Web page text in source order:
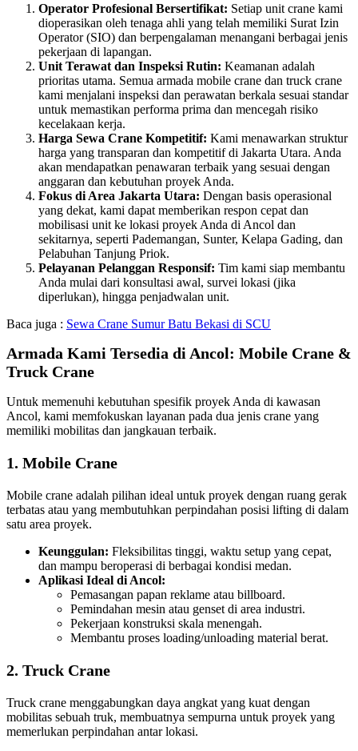
Operator Profesional Bersertifikat: Setiap unit crane kami
dioperasikan oleh tenaga ahli yang telah memiliki Surat Izin
Operator (SIO) dan berpengalaman menangani berbagai jenis
pekerjaan di lapangan.
Unit Terawat dan Inspeksi Rutin: Keamanan adalah
prioritas utama. Semua armada mobile crane dan truck crane
kami menjalani inspeksi dan perawatan berkala sesuai standar
untuk memastikan performa prima dan mencegah risiko
kecelakaan kerja.
Harga Sewa Crane Kompetitif: Kami menawarkan struktur
harga yang transparan dan kompetitif di Jakarta Utara. Anda
akan mendapatkan penawaran terbaik yang sesuai dengan
anggaran dan kebutuhan proyek Anda.
Fokus di Area Jakarta Utara: Dengan basis operasional
yang dekat, kami dapat memberikan respon cepat dan
mobilisasi unit ke lokasi proyek Anda di Ancol dan
sekitarnya, seperti Pademangan, Sunter, Kelapa Gading, dan
Pelabuhan Tanjung Priok.
Pelayanan Pelanggan Responsif: Tim kami siap membantu
Anda mulai dari konsultasi awal, survei lokasi (jika
diperlukan), hingga penjadwalan unit.
Baca juga : Sewa Crane Sumur Batu Bekasi di SCU
Armada Kami Tersedia di Ancol: Mobile Crane &
Truck Crane
Untuk memenuhi kebutuhan spesifik proyek Anda di kawasan
Ancol, kami memfokuskan layanan pada dua jenis crane yang
memiliki mobilitas dan jangkauan terbaik.
1. Mobile Crane
Mobile crane adalah pilihan ideal untuk proyek dengan ruang gerak
terbatas atau yang membutuhkan perpindahan posisi lifting di dalam
satu area proyek.
Keunggulan: Fleksibilitas tinggi, waktu setup yang cepat,
dan mampu beroperasi di berbagai kondisi medan.
Aplikasi Ideal di Ancol:
Pemasangan papan reklame atau billboard.
Pemindahan mesin atau genset di area industri.
Pekerjaan konstruksi skala menengah.
Membantu proses loading/unloading material berat.
2. Truck Crane
Truck crane menggabungkan daya angkat yang kuat dengan
mobilitas sebuah truk, membuatnya sempurna untuk proyek yang
memerlukan perpindahan antar lokasi.